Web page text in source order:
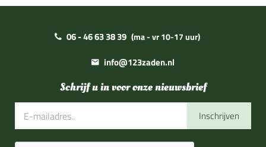
06 - 46 63 38 39 (ma - vr 10-17 uur)
info@123zaden.nl
Schrijf u in voor onze nieuwsbrief
Inschrijven